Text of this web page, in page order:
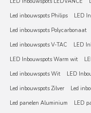
Led inbouwspots Philips
LED
Led inbouwspots Polycarbonaat
Led inbouwspots V-TAC
LED
LED Inbouwspots Warm wit
Led inbouwspots Wit
LED
Led inbouwspots Zilver
Led
Led panelen Aluminium
LED